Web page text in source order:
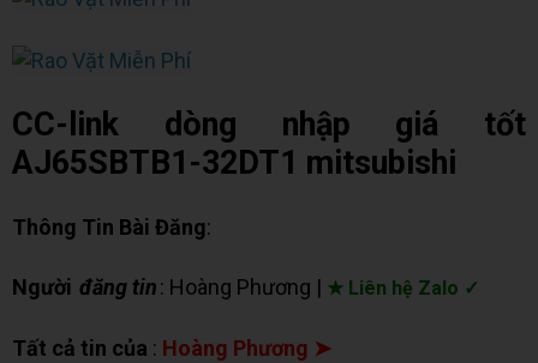
CC-link dòng nhập giá tốt
AJ65SBTB1-32DT1 mitsubishi
Thông Tin Bài Đăng:
Người đăng tin: Hoàng Phương | ★ Liên hệ Zalo ✓
Tất cả tin của : Hoàng Phương ➤